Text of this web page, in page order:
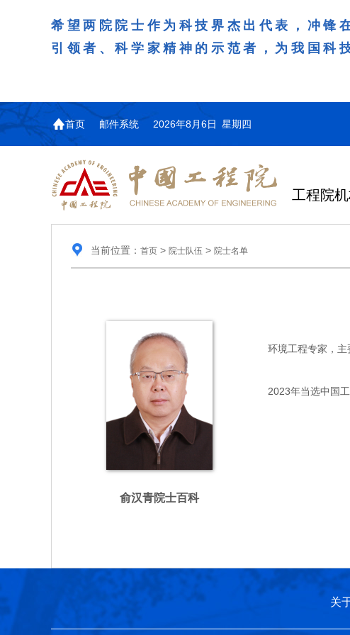
希望两院院士作为科技界杰出代表，冲锋
引领者、科学家精神的示范者，为我国科
首页 邮件系统 2026年8月6日 星期四
工程院
当前位置： 首页> 院士队伍 > 院士名单
俞汉青院士百科
环境工程专家，主要
2023年当选中国工
关